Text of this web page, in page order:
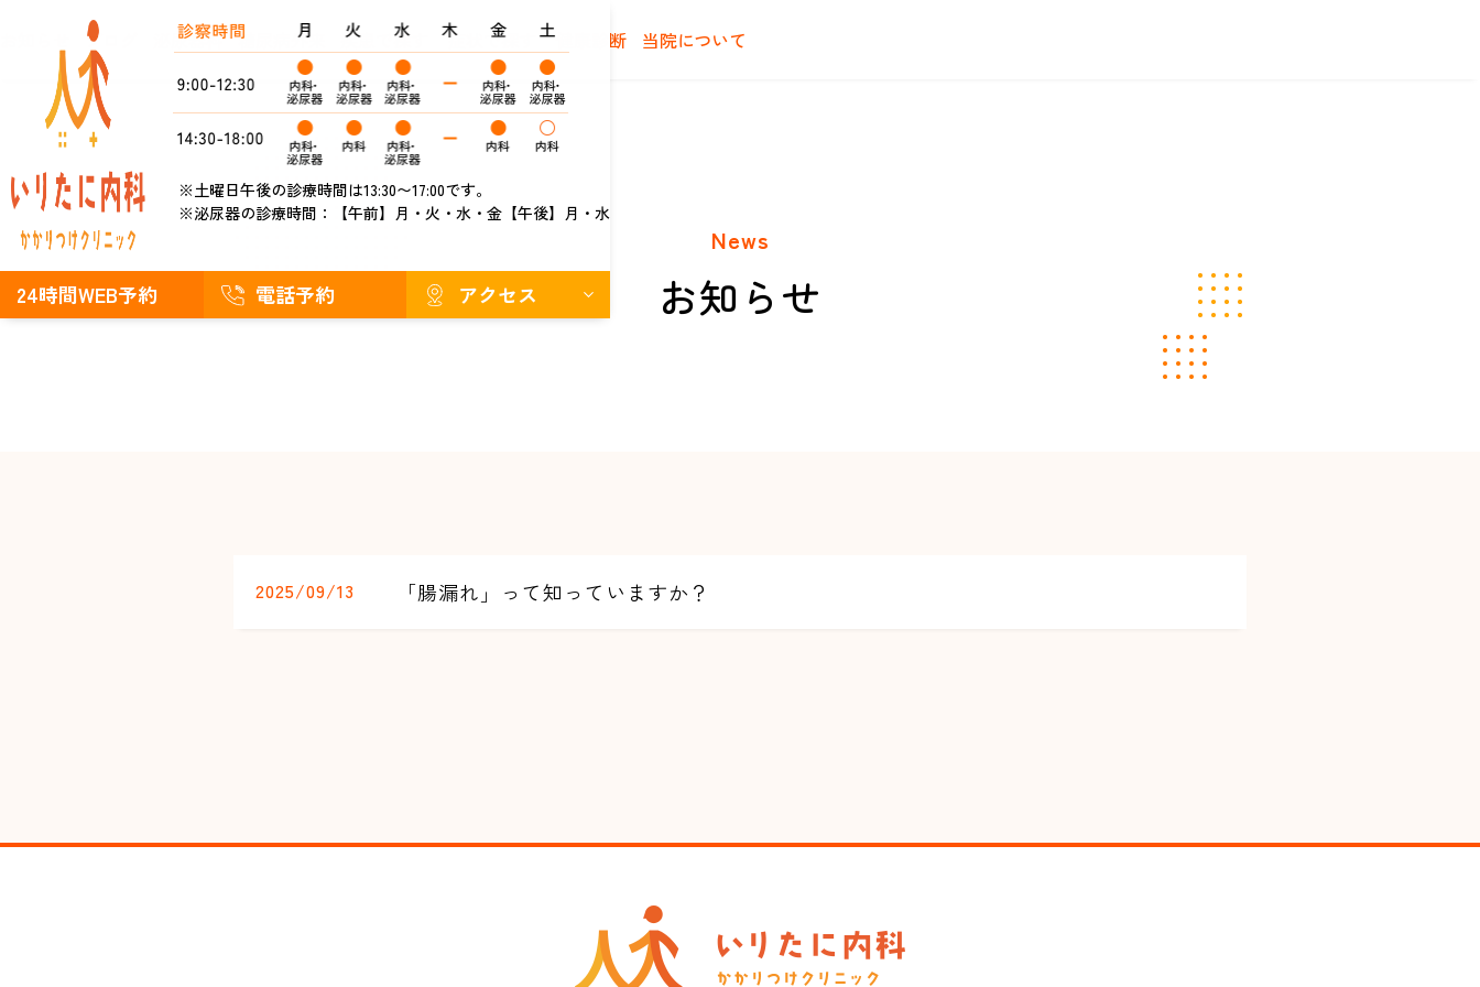
※土曜日午後の診療時間は13:30〜17:00です。
※泌尿器の診療時間：
【午前】月・火・水・金【午後】月・水
24時間WEB予約 電話予約 アクセス
ブログ 泌尿器科 糖尿病外来 疾患で探す 症状で探す 健康診断 当院について
News
お知らせ
2025/09/13 「腸漏れ」って知っていますか？